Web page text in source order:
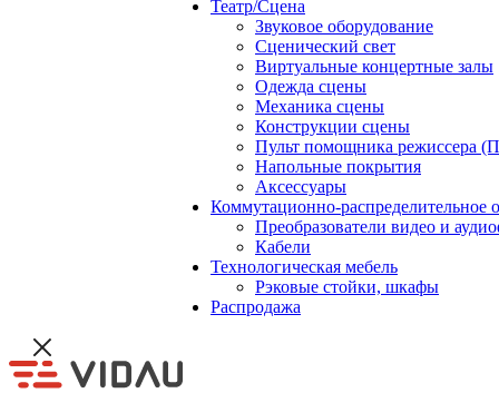
Театр/Сцена
Звуковое оборудование
Сценический свет
Виртуальные концертные залы
Одежда сцены
Механика сцены
Конструкции сцены
Пульт помощника режиссера
Напольные покрытия
Аксессуары
Коммутационно-распределительное
Преобразователи видео и
Кабели
Технологическая мебель
Рэковые стойки, шкафы
Распродажа